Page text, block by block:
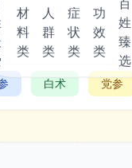
材
料
类
人
群
类
症
状
类
功
效
类
姓
臻
选
白术 党参